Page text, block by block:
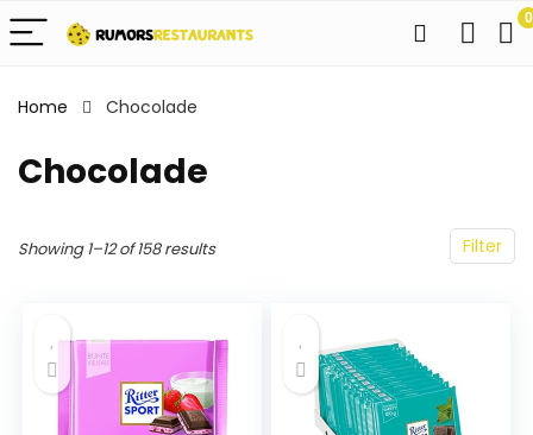
0
Home Chocolade
Chocolade
Filter
Showing 1–12 of 158 results